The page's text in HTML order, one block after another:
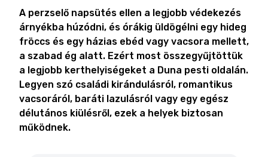
A perzselő napsütés ellen a legjobb védekezés
árnyékba húzódni, és órákig üldögélni egy hideg
fröccs és egy házias ebéd vagy vacsora mellett,
a szabad ég alatt. Ezért most összegyűjtöttük
a legjobb kerthelyiségeket a Duna pesti oldalán.
Legyen szó családi kirándulásról, romantikus
vacsoráról, baráti lazulásról vagy egy egész
délutános kiülésről, ezek a helyek biztosan
működnek.